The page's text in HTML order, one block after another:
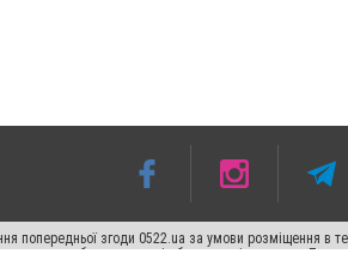
попередньої згоди 0522.ua за умови розміщення
другого абзацу в тексті або в якості джерела.